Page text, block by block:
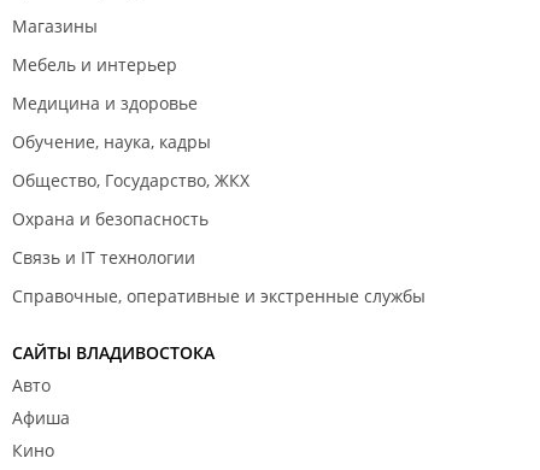
Май 2019
Март 2019
Магазины
Мебель и интерьер
Медицина и здоровье
Обучение, наука, кадры
Общество, Государство, ЖКХ
Охрана и безопасность
Связь и IT технологии
Справочные, оперативные и экстренные службы
САЙТЫ ВЛАДИВОСТОКА
Авто
Афиша
Кино